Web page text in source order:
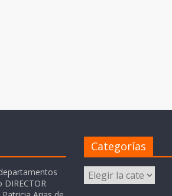
Categorías
Categorías